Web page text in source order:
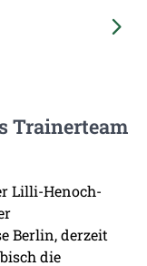
Trainerteam
Lilli-Henoch-
Berlin, derzeit
die